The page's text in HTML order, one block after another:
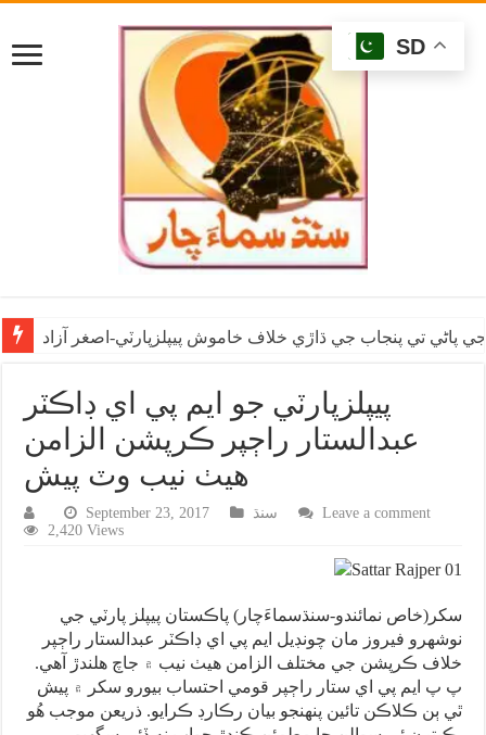
پاڻي تي پنجاب جي ڌاڙي خلاف خاموش پيپلزپارٽي-اصغر آزاد
پيپلزپارٽي جو ايم پي اي ڊاڪٽر
عبدالستار راڄپر ڪرپشن الزامن
هيٺ نيب وٽ پيش
September 23, 2017 سنڌ
Leave a comment
2,420 Views
سکر(خاص نمائندو-سنڌسماءَچار) پاڪستان پيپلز پارٽي جي
نوشهرو فيروز مان چونڊيل ايم پي اي ڊاڪٽر عبدالستار راڄپر
خلاف ڪرپشن جي مختلف الزامن هيٺ نيب ۾ جاچ هلندڙ آهي.
پ پ ايم پي اي ستار راڄپر قومي احتساب بيورو سکر ۾ پيش
ٿي ٻن ڪلاڪن تائين پنهنجو بيان رڪارڊ ڪرايو. ذريعن موجب هُو
SD